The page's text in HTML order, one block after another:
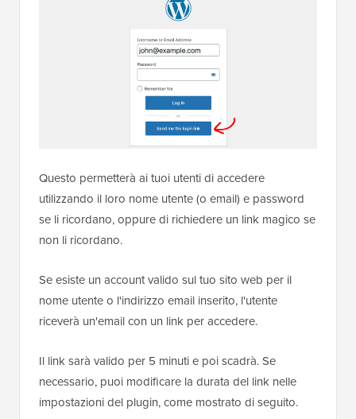
Questo permetterà ai tuoi utenti di accedere
utilizzando il loro nome utente (o email) e password
se li ricordano, oppure di richiedere un link magico se
non li ricordano.
Se esiste un account valido sul tuo sito web per il
nome utente o l'indirizzo email inserito, l'utente
riceverà un'email con un link per accedere.
Il link sarà valido per 5 minuti e poi scadrà. Se
necessario, puoi modificare la durata del link nelle
impostazioni del plugin, come mostrato di seguito.